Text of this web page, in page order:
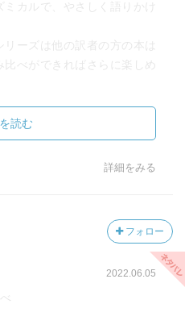
ミカルで、やさしく語りかけ
ーズは他の訳者の方の本は
比べができればさらに楽しめ
。楽しみですね。
読む
詳細をみる
フォロー
2022.06.05